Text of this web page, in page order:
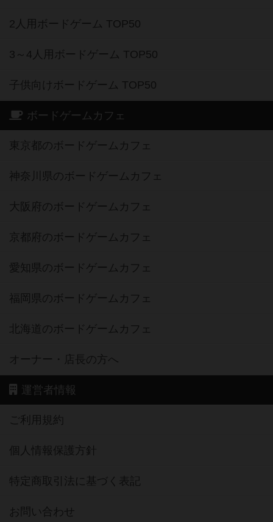
2人用ボードゲーム TOP50
3～4人用ボードゲーム TOP50
子供向けボードゲーム TOP50
ボードゲームカフェ
東京都のボードゲームカフェ
神奈川県のボードゲームカフェ
大阪府のボードゲームカフェ
京都府のボードゲームカフェ
愛知県のボードゲームカフェ
福岡県のボードゲームカフェ
北海道のボードゲームカフェ
オーナー・店長の方へ
運営者情報
ご利用規約
個人情報保護方針
特定商取引法に基づく表記
お問い合わせ